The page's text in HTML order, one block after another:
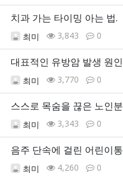
치과 가는 타이밍 아는 법.
최미 3,843 0
대표적인 유방암 발생 원인
최미 3,770 0
스스로 목숨을 끊은 노인
최미 3,343 0
음주 단속에 걸린 어린이
최미 4,260 0